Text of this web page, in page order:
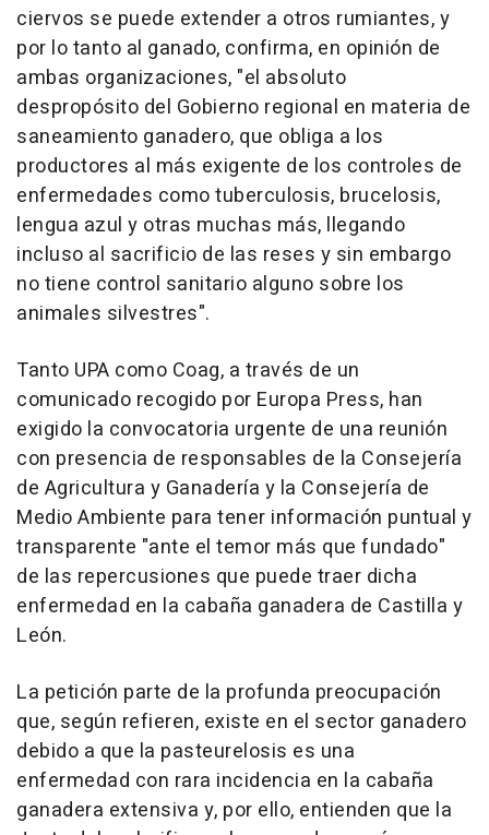
ciervos se puede extender a otros rumiantes, y
por lo tanto al ganado, confirma, en opinión de
ambas organizaciones, "el absoluto
despropósito del Gobierno regional en materia de
saneamiento ganadero, que obliga a los
productores al más exigente de los controles de
enfermedades como tuberculosis, brucelosis,
lengua azul y otras muchas más, llegando
incluso al sacrificio de las reses y sin embargo
no tiene control sanitario alguno sobre los
animales silvestres".
Tanto UPA como Coag, a través de un
comunicado recogido por Europa Press, han
exigido la convocatoria urgente de una reunión
con presencia de responsables de la Consejería
de Agricultura y Ganadería y la Consejería de
Medio Ambiente para tener información puntual y
transparente "ante el temor más que fundado"
de las repercusiones que puede traer dicha
enfermedad en la cabaña ganadera de Castilla y
León.
La petición parte de la profunda preocupación
que, según refieren, existe en el sector ganadero
debido a que la pasteurelosis es una
enfermedad con rara incidencia en la cabaña
ganadera extensiva y, por ello, entienden que la